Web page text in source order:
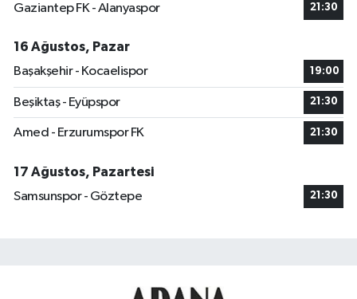
Gaziantep FK - Alanyaspor 21:30
16 Ağustos, Pazar
Başakşehir - Kocaelispor
19:00
Beşiktaş - Eyüpspor 21:30
Amed - Erzurumspor FK 21:30
17 Ağustos, Pazartesi
Samsunspor - Göztepe
21:30